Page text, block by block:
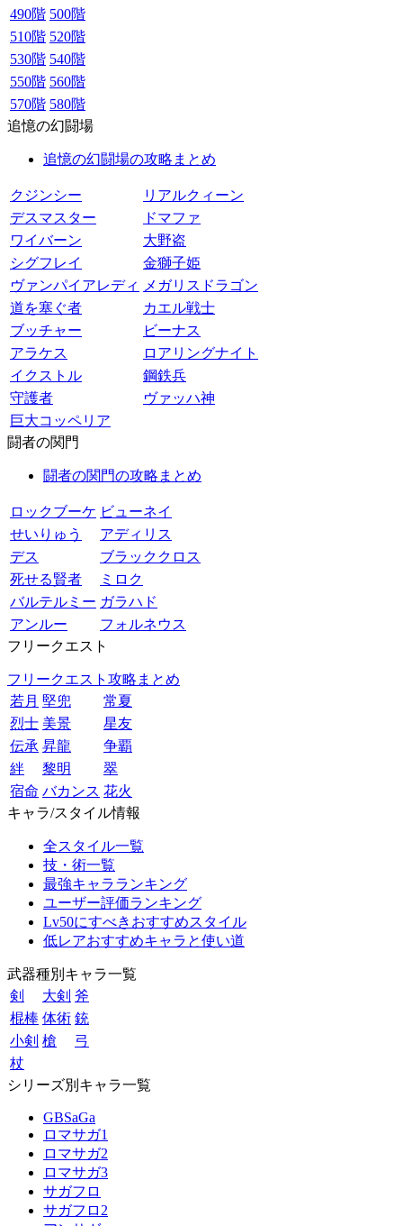
490階 500階
510階 520階
530階 540階
550階 560階
570階 580階
追憶の幻闘場
追憶の幻闘場の攻略まとめ
クジンシー
リアルクィーン
デスマスター
ドマファ
ワイバーン
大野盗
シグフレイ
金獅子姫
ヴァンパイアレディ
メガリスドラゴン
道を塞ぐ者
カエル戦士
ブッチャー
ビーナス
アラケス
ロアリングナイト
イクストル
鋼鉄兵
守護者
ヴァッハ神
巨大コッペリア
闘者の関門
闘者の関門の攻略まとめ
ロックブーケ ビューネイ
せいりゅう
アディリス
デス
ブラッククロス
死せる賢者
ミロク
バルテルミー ガラハド
アンルー
フォルネウス
フリークエスト
フリークエスト攻略まとめ
若月 堅兜
常夏
烈士 美景
星友
伝承 昇龍
争覇
絆
黎明
翠
宿命 バカンス 花火
キャラ/スタイル情報
全スタイル一覧
技・術一覧
最強キャラランキング
ユーザー評価ランキング
Lv50にすべきおすすめスタイル
低レアおすすめキャラと使い道
武器種別キャラ一覧
剣
大剣 斧
棍棒 体術 銃
小剣 槍
弓
杖
シリーズ別キャラ一覧
GBSaGa
ロマサガ1
ロマサガ2
ロマサガ3
サガフロ
サガフロ2